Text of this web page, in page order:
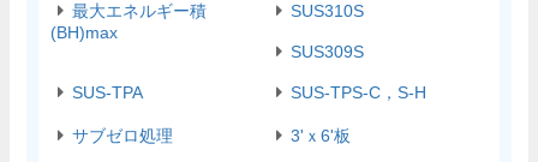
最大エネルギー積
(BH)max
SUS310S
SUS309S
SUS-TPA SUS-TPS-C，S-H
サブゼロ処理 3'ｘ6'板